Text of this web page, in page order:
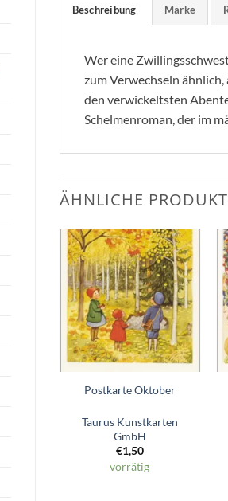
Beschreibung Marke
Wer eine
zum Verwechseln
den verwickeltsten
Schelmenroman, der im
ÄHNLICHE
Zum
Wunschzettel
hinzufügen
Postkarte Oktober
Taurus Kunstkarten
GmbH
€1,50
vorrätig